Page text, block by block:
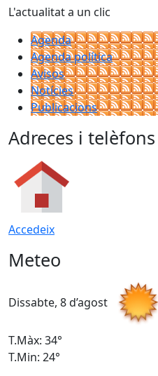
L'actualitat a un clic
Agenda
Agenda política
Avisos
Notícies
Publicacions
Adreces i telèfons
Accedeix
Meteo
Dissabte, 8 d’agost
T.Màx: 34°
T.Min: 24°